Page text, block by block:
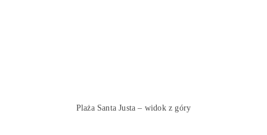
Plaża Santa Justa – widok z góry